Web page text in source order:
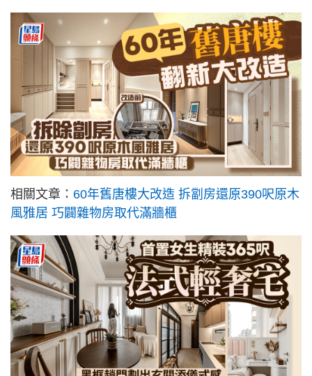
相關文章： 60年舊唐樓大改造 拆劏房還原390呎原木
風雅居 巧闢雜物房取代滿牆櫃